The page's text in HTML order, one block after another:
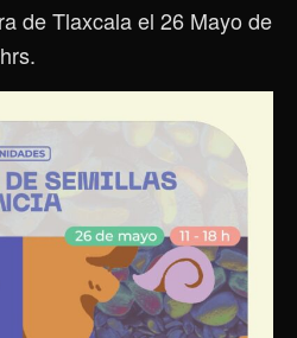
de Tlaxcala el 26 Mayo de